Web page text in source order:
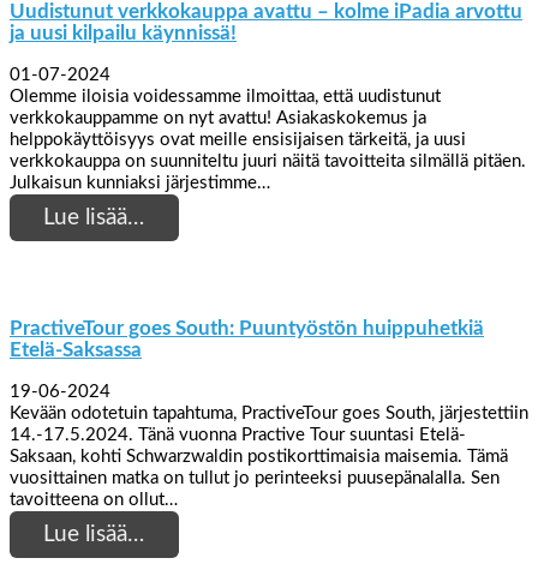
Uudistunut verkkokauppa avattu – kolme iPadia arvottu
ja uusi kilpailu käynnissä!
01-07-2024
Olemme iloisia voidessamme ilmoittaa, että uudistunut
verkkokauppamme on nyt avattu! Asiakaskokemus ja
helppokäyttöisyys ovat meille ensisijaisen tärkeitä, ja uusi
verkkokauppa on suunniteltu juuri näitä tavoitteita silmällä pitäen.
Julkaisun kunniaksi järjestimme…
Lue lisää…
PractiveTour goes South: Puuntyöstön huippuhetkiä
Etelä-Saksassa
19-06-2024
Kevään odotetuin tapahtuma, PractiveTour goes South, järjestettiin
14.-17.5.2024. Tänä vuonna Practive Tour suuntasi Etelä-
Saksaan, kohti Schwarzwaldin postikorttimaisia maisemia. Tämä
vuosittainen matka on tullut jo perinteeksi puusepänalalla. Sen
tavoitteena on ollut…
Lue lisää…